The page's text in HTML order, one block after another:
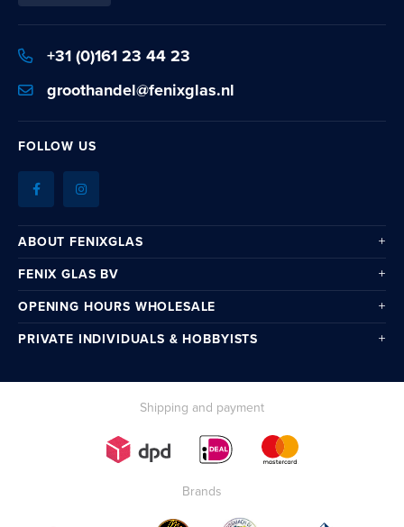
Newsletter:
+31 (0)161 23 44 23
groothandel@fenixglas.nl
FOLLOW US
ABOUT FENIXGLAS
FENIX GLAS BV
OPENING HOURS WHOLESALE
PRIVATE INDIVIDUALS & HOBBYISTS
Shipping and payment
Brands